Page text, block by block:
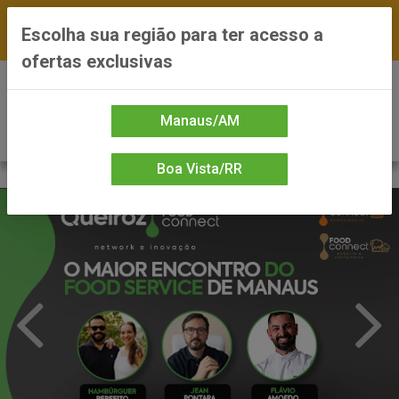
*Preços exclusivos do site — Entrega em até 24h
Escolha sua região para ter acesso a
ofertas exclusivas
Manaus/AM
Boa Vista/RR